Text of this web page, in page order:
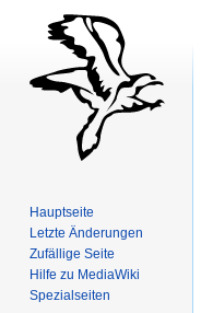
Hauptseite
Letzte Änderungen
Zufällige Seite
Hilfe zu MediaWiki
Spezialseiten